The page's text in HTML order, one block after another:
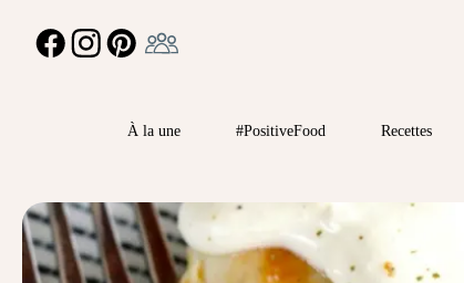
FACEBOOKINSTAGRAMPINTEREST
À la une #PositiveFood Recettes